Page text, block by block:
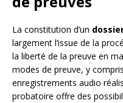
La constitution d’un
largement l’issue de la
la liberté de la preuve en
modes de preuve, y
enregistrements audio
probatoire offre des